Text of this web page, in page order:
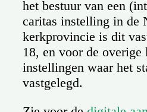
het bestuur van een
caritas instelling in de
kerkprovincie is dit
18, en voor de
instellingen waar het
vastgelegd.